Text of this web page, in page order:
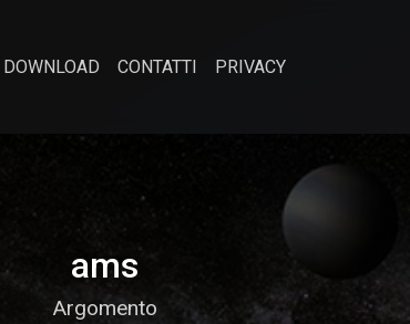
DOWNLOAD CONTATTI PRIVACY
ams
Argomento